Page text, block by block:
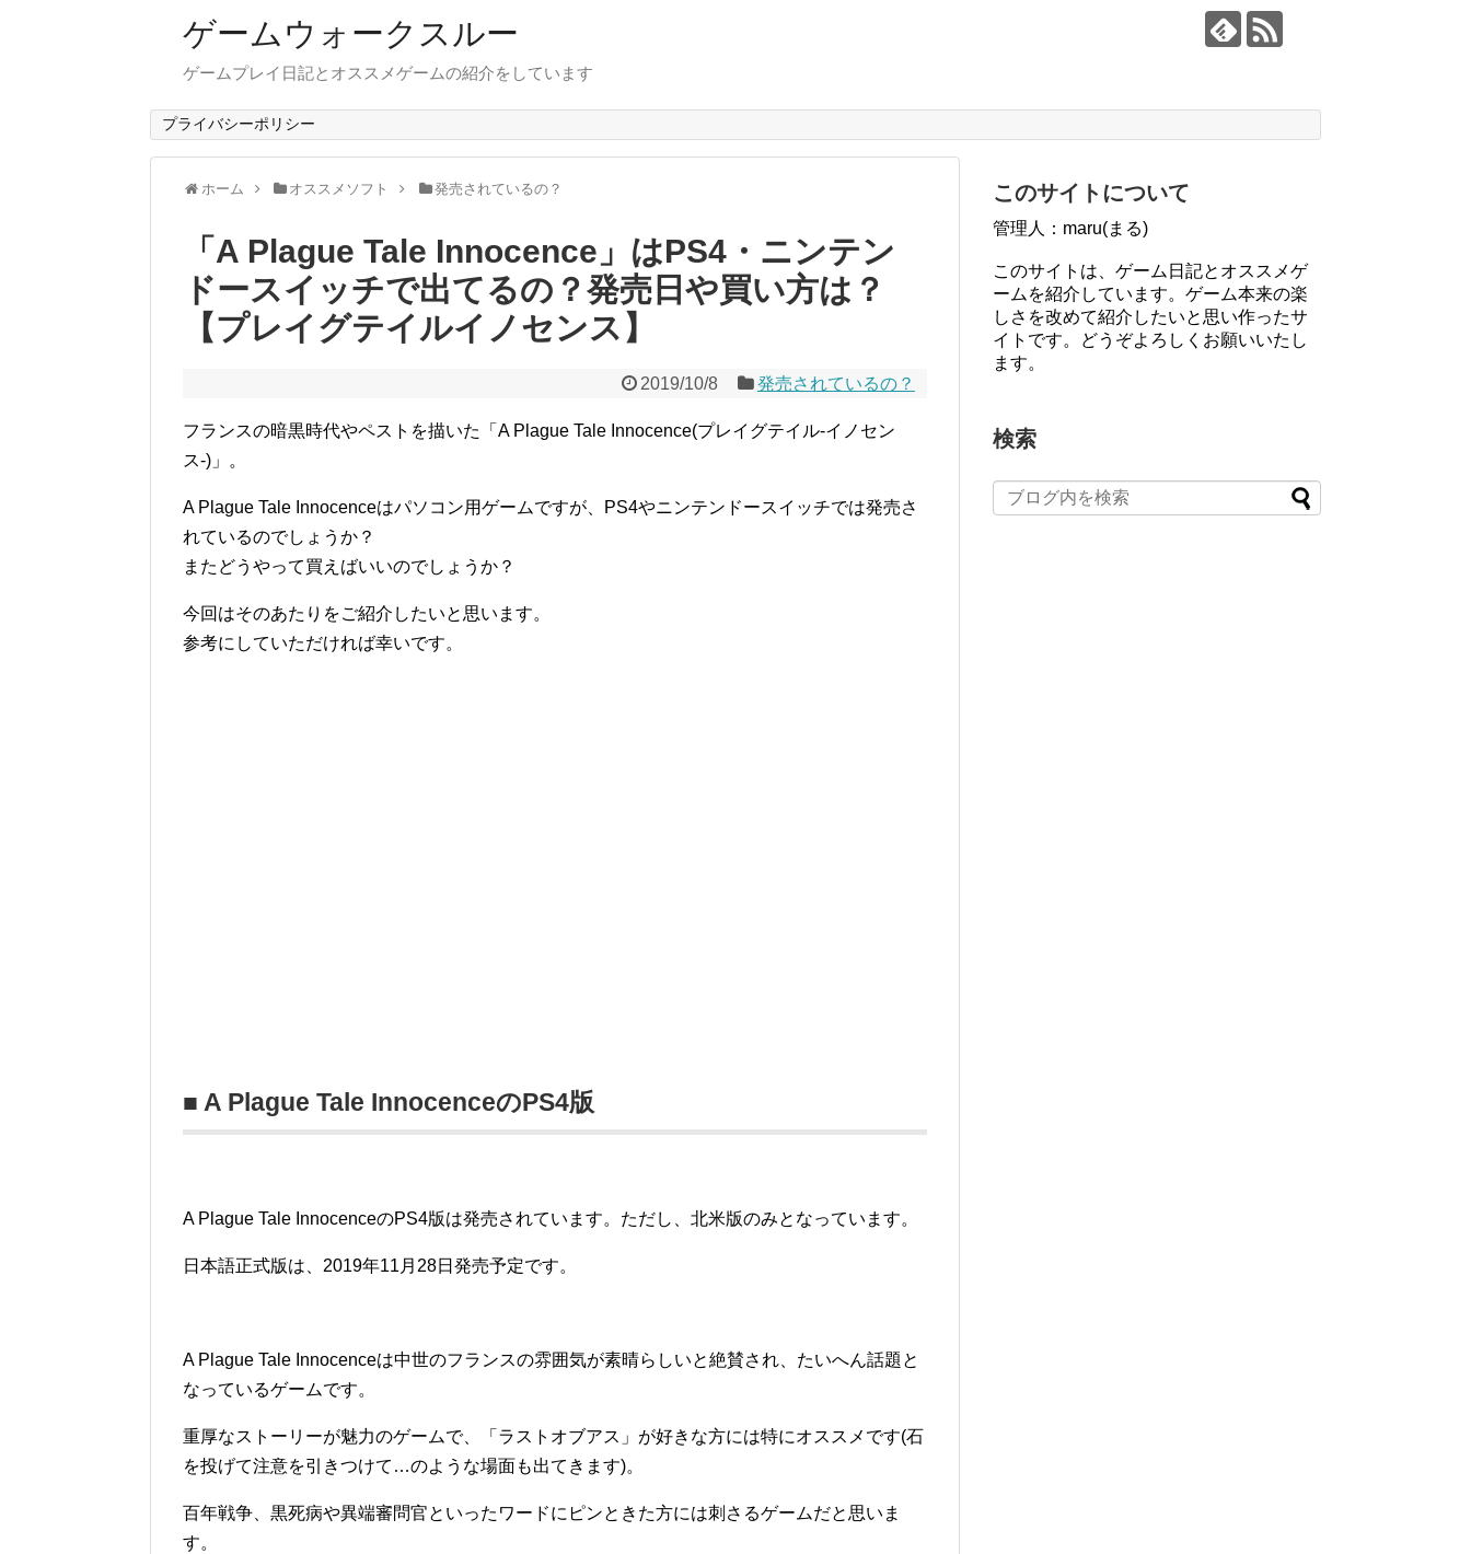
ゲームウォークスルー
ゲームプレイ日記とオススメゲームの紹介をしています
プライバシーポリシー
ホーム オススメソフト 発売されているの？
「A Plague Tale Innocence」はPS4・ニンテン
ドースイッチで出てるの？発売日や買い方は？
【プレイグテイルイノセンス】
2019/10/8 発売されているの？
フランスの暗黒時代やペストを描いた「A Plague Tale Innocence(プレイグテイル-イノセン
ス-)」。
A Plague Tale Innocenceはパソコン用ゲームですが、PS4やニンテンドースイッチでは発売さ
れているのでしょうか？
またどうやって買えばいいのでしょうか？
今回はそのあたりをご紹介したいと思います。
参考にしていただければ幸いです。
■ A Plague Tale InnocenceのPS4版
A Plague Tale InnocenceのPS4版は発売されています。ただし、北米版のみとなっています。
日本語正式版は、2019年11月28日発売予定です。
A Plague Tale Innocenceは中世のフランスの雰囲気が素晴らしいと絶賛され、たいへん話題と
なっているゲームです。
重厚なストーリーが魅力のゲームで、「ラストオブアス」が好きな方には特にオススメです(石
を投げて注意を引きつけて…のような場面も出てきます)。
百年戦争、黒死病や異端審問官といったワードにピンときた方には刺さるゲームだと思いま
す。
このサイトについて
管理人：maru(まる)
このサイトは、ゲーム日記とオススメゲ
ームを紹介しています。ゲーム本来の楽
しさを改めて紹介したいと思い作ったサ
イトです。どうぞよろしくお願いいたし
ます。
検索